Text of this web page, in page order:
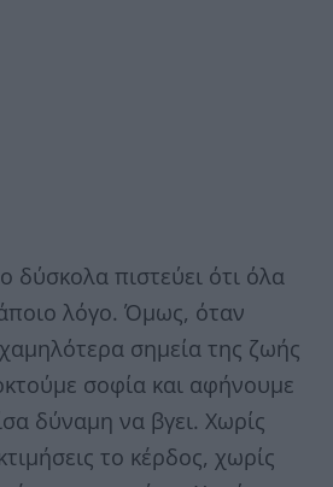
δύσκολα πιστεύει ότι όλα
λόγο. Όμως, όταν
σημεία της ζωής
σοφία και αφήνουμε
δύναμη να βγει. Χωρίς
το κέρδος, χωρίς